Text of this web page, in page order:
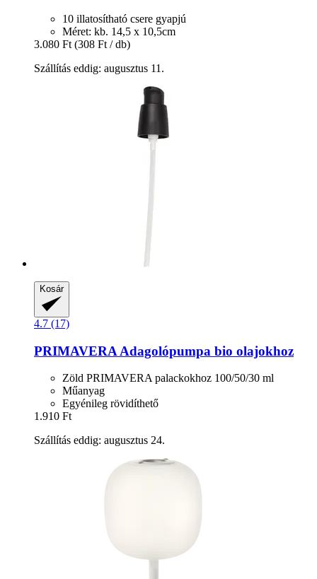
10 illatosítható csere gyapjú
Méret: kb. 14,5 x 10,5cm
3.080 Ft (308 Ft / db)
Szállítás eddig: augusztus 11.
Kosár
4.7 (17)
PRIMAVERA Adagolópumpa bio olajokhoz
Zöld PRIMAVERA palackokhoz 100/50/30 ml
Műanyag
Egyénileg rövidíthető
1.910 Ft
Szállítás eddig: augusztus 24.